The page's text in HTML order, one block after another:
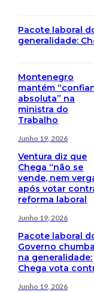
Pacote laboral
generalidade:
Montenegro
mantém
absoluta” na
ministra do
Trabalho
Junho 19, 2026
Ventura diz que
Chega “não se
vende, nem
após votar
reforma laboral
Junho 19, 2026
Pacote laboral
Governo
na generalidade:
Chega vota
Junho 19, 2026